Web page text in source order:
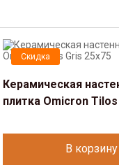
Скидка
Керамическая
плитка Omicron
В корзину